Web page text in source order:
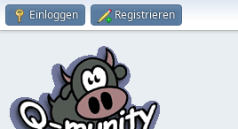
Einloggen Registrieren